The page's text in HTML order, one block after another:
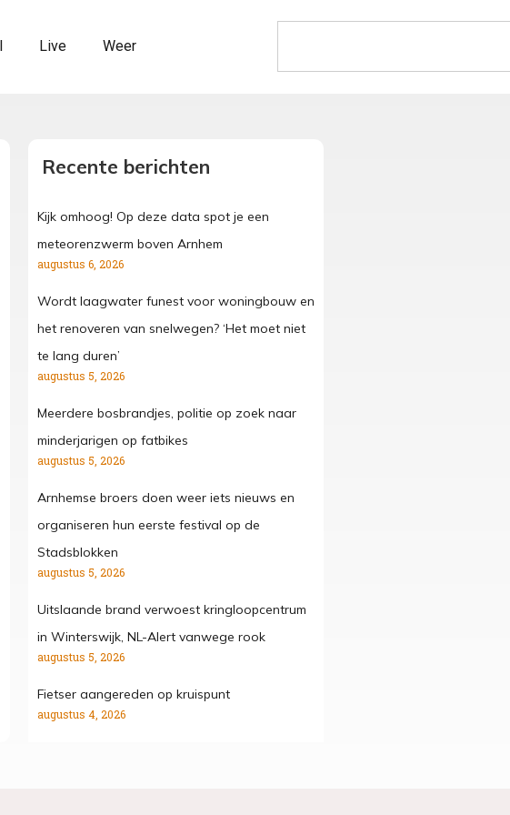
Live Weer
Recente berichten
Kijk omhoog! Op deze data spot je een
meteorenzwerm boven Arnhem
augustus 6, 2026
Wordt laagwater funest voor woningbouw en
het renoveren van snelwegen? ‘Het moet niet
te lang duren’
augustus 5, 2026
Meerdere bosbrandjes, politie op zoek naar
minderjarigen op fatbikes
augustus 5, 2026
Arnhemse broers doen weer iets nieuws en
organiseren hun eerste festival op de
Stadsblokken
augustus 5, 2026
Uitslaande brand verwoest kringloopcentrum
in Winterswijk, NL-Alert vanwege rook
augustus 5, 2026
Fietser aangereden op kruispunt
augustus 4, 2026